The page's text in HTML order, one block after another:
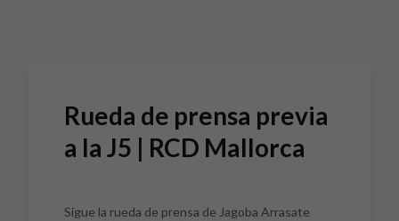
Rueda de prensa previa
a la J5 | RCD Mallorca
Sigue la rueda de prensa de Jagoba Arrasate